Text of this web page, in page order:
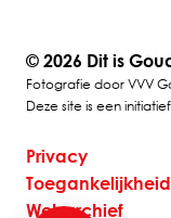
© 2026 Dit is
Fotografie door VVV
Deze site is een
Privacy
Webarchief